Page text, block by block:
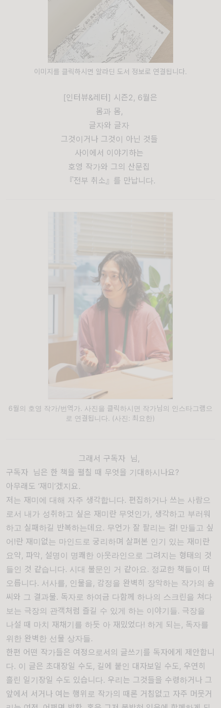
이미지를 클릭하시면 알라딘 도서 정보로 연결됩니다.
[인터뷰&레터] 시즌2, 6월은
몸과 몸,
글자와 글자
그것이거나 그것이 아닌 것들
사이에서 이야기하는
호영 작가와 그의 산문집
『전부 취소』를 만납니다.
6월의 호영 작가/번역가. 사진을 클릭하시면 작가님의 인스타그램으
로 연결됩니다. (사진: 최요한)
그래서 구독자 님,
구독자 님은 한 책을 펼칠 때 무엇을 기대하시나요?
아무래도 ‘재미’겠지요.
저는 재미에 대해 자주 생각합니다. 편집하거나 쓰는 사람으
로서 내가 성취하고 싶은 재미란 무엇인가, 생각하고 부러워
하고 실패하길 반복하는데요. 무언가 잘 팔리는 걸! 만들고 싶
어!란 재미없는 마인드로 궁리하며 살펴본 인기 있는 재미란
요약, 파악, 설명이 명쾌한 아웃라인으로 그려지는 형태의 것
들인 것 같습니다. 시대 불문인 거 같아요. 정교한 책들이 떠
오릅니다. 서사를, 인물을, 감정을 완벽히 장악하는 작가의 솜
씨와 그 결과물. 독자로 하여금 다함께 하나의 스크린을 쳐다
보는 극장의 관객처럼 즐길 수 있게 하는 이야기들. 극장을
나설 때 마치 재채기를 하듯 아 재밌었다! 하게 되는, 독자를
위한 완벽한 선물 상자들.
한편 어떤 작가들은 여정으로서의 글쓰기를 독자에게 제안합니
다. 이 글은 초대장일 수도, 길에 붙인 대자보일 수도, 우연히
흘린 일기장일 수도 있습니다. 우리는 그것들을 수령하거나 그
앞에서 서거나 여는 행위로 작가의 때론 거침없고 자주 머뭇거